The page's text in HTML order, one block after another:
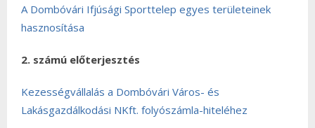
A Dombóvári Ifjúsági Sporttelep egyes területeinek
hasznosítása
2. számú előterjesztés
Kezességvállalás a Dombóvári Város- és
Lakásgazdálkodási NKft. folyószámla-hiteléhez